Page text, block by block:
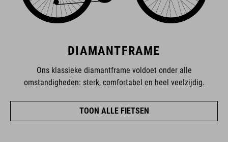
DIAMANTFRAME
Ons klassieke diamantframe voldoet onder alle
omstandigheden: sterk, comfortabel en heel veelzijdig.
TOON ALLE FIETSEN